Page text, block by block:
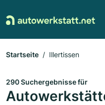
Startseite Illertissen
290 Suchergebnisse für